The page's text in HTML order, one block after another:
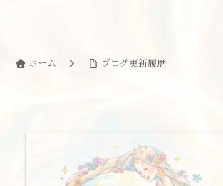
ホーム ブログ更新履歴